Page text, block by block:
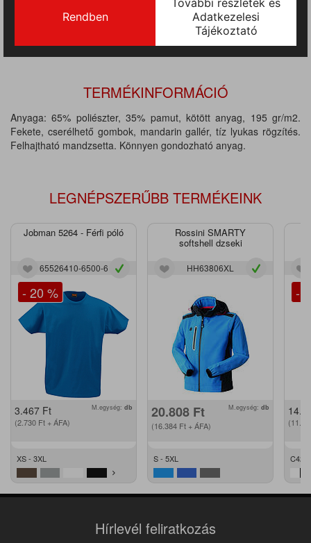
TERMÉKINFORMÁCIÓ
Anyaga: 65% poliészter, 35% pamut, kötött anyag, 195 gr/m2.
Fekete, cserélhető gombok, mandarin gallér, tíz lyukas rögzítés.
Felhajtható mandzsetta. Könnyen gondozható anyag.
LEGNÉPSZERŰBB TERMÉKEINK
Jobman 5264 - Férfi póló
65526410-6500-6
- 20 %
3.467 Ft
(2.730 Ft + ÁFA)
M.egység: db
XS - 3XL
Rossini SMARTY
softshell dzseki
HH63806XL
20.808 Ft
(16.384 Ft + ÁFA)
M.egység: db
S - 5XL
-
C42 -
Hírlevél feliratkozás